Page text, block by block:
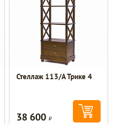
Стеллаж 113/А Трике 4
38 600Р